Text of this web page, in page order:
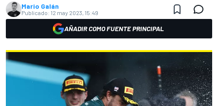
Mario Galán
Publicado: 12 may 2023, 15:49
AÑADIR COMO FUENTE PRINCIPAL